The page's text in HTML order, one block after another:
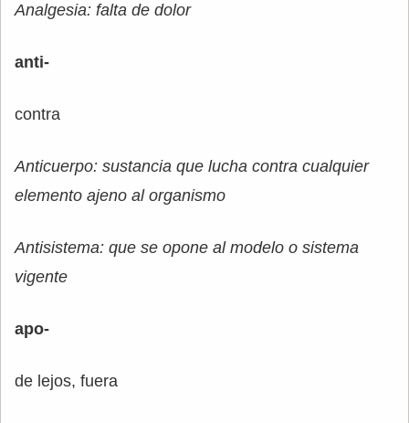
Analgesia: falta de dolor
anti-
contra
Anticuerpo: sustancia que lucha contra cualquier
elemento ajeno al organismo
Antisistema: que se opone al modelo o sistema
vigente
apo-
de lejos, fuera